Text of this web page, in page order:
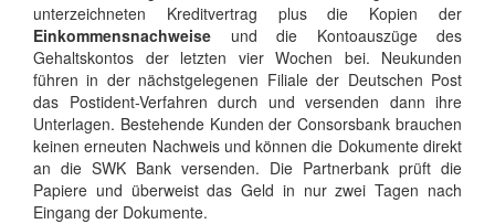
unterzeichneten Kreditvertrag plus die Kopien der
Einkommensnachweise und die Kontoauszüge des
Gehaltskontos der letzten vier Wochen bei. Neukunden
führen in der nächstgelegenen Filiale der Deutschen Post
das Postident-Verfahren durch und versenden dann ihre
Unterlagen. Bestehende Kunden der Consorsbank brauchen
keinen erneuten Nachweis und können die Dokumente direkt
an die SWK Bank versenden. Die Partnerbank prüft die
Papiere und überweist das Geld in nur zwei Tagen nach
Eingang der Dokumente.